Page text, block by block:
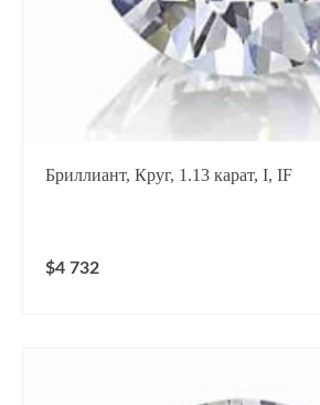
Бриллиант, Круг, 1.13 карат, I, IF
$4 732